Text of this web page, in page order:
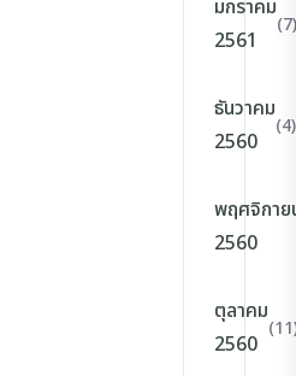
มกราคม
2561
(7)
ธันวาคม
2560
(4)
พฤศจิกาย
2560
ตุลาคม
2560